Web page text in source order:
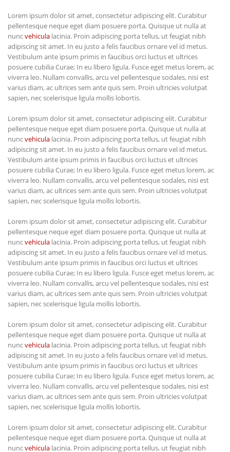
Lorem ipsum dolor sit amet, consectetur adipiscing elit. Curabitur
pellentesque neque eget diam posuere porta. Quisque ut nulla at
nuncvehicula lacinia. Proin adipiscing porta tellus, ut feugiat nibh
adipiscing sit amet. In eu justo a felis faucibus ornare vel id metus.
Vestibulum ante ipsum primis in faucibus orci luctus et ultrices
posuere cubilia Curae; In eu libero ligula. Fusce eget metus lorem, ac
viverra leo. Nullam convallis, arcu vel pellentesque sodales, nisi est
varius diam, ac ultrices sem ante quis sem. Proin ultricies volutpat
sapien, nec scelerisque ligula mollis lobortis.
Lorem ipsum dolor sit amet, consectetur adipiscing elit. Curabitur
pellentesque neque eget diam posuere porta. Quisque ut nulla at
nuncvehicula lacinia. Proin adipiscing porta tellus, ut feugiat nibh
adipiscing sit amet. In eu justo a felis faucibus ornare vel id metus.
Vestibulum ante ipsum primis in faucibus orci luctus et ultrices
posuere cubilia Curae; In eu libero ligula. Fusce eget metus lorem, ac
viverra leo. Nullam convallis, arcu vel pellentesque sodales, nisi est
varius diam, ac ultrices sem ante quis sem. Proin ultricies volutpat
sapien, nec scelerisque ligula mollis lobortis.
Lorem ipsum dolor sit amet, consectetur adipiscing elit. Curabitur
pellentesque neque eget diam posuere porta. Quisque ut nulla at
nuncvehicula lacinia. Proin adipiscing porta tellus, ut feugiat nibh
adipiscing sit amet. In eu justo a felis faucibus ornare vel id metus.
Vestibulum ante ipsum primis in faucibus orci luctus et ultrices
posuere cubilia Curae; In eu libero ligula. Fusce eget metus lorem, ac
viverra leo. Nullam convallis, arcu vel pellentesque sodales, nisi est
varius diam, ac ultrices sem ante quis sem. Proin ultricies volutpat
sapien, nec scelerisque ligula mollis lobortis.
Lorem ipsum dolor sit amet, consectetur adipiscing elit. Curabitur
pellentesque neque eget diam posuere porta. Quisque ut nulla at
nuncvehicula lacinia. Proin adipiscing porta tellus, ut feugiat nibh
adipiscing sit amet. In eu justo a felis faucibus ornare vel id metus.
Vestibulum ante ipsum primis in faucibus orci luctus et ultrices
posuere cubilia Curae; In eu libero ligula. Fusce eget metus lorem, ac
viverra leo. Nullam convallis, arcu vel pellentesque sodales, nisi est
varius diam, ac ultrices sem ante quis sem. Proin ultricies volutpat
sapien, nec scelerisque ligula mollis lobortis.
Lorem ipsum dolor sit amet, consectetur adipiscing elit. Curabitur
pellentesque neque eget diam posuere porta. Quisque ut nulla at
nuncvehicula lacinia. Proin adipiscing porta tellus, ut feugiat nibh